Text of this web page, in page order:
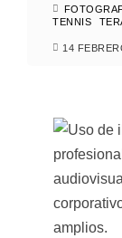
TENNIS
14